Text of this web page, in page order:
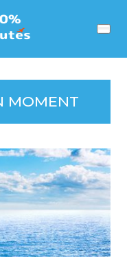
Menu
MOMENT